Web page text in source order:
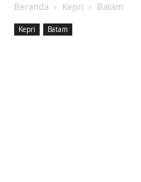
Beranda Kepri Batam
Kepri Batam